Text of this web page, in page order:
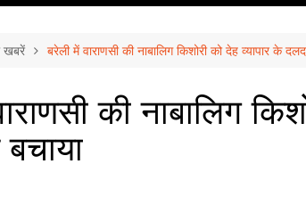
पटना
कानपुर
आज़मगढ़
ग़ाज़ीपुर
टेनिस
खबरें बरेली में वाराणसी की नाबालिग किशोरी को देह व्यापार के
की नाबालिग